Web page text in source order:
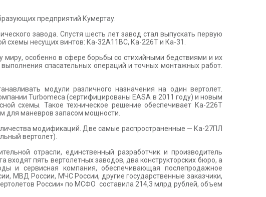
предприятий Кумертау.
завода. Спустя шесть лет завод стал выпускать первую
схемы несущих винтов: Ка-32А11ВС, Ка-226Т и Ка-31.
особенно в сфере борьбы со стихийными бедствиями и их
спасательных операций и точных монтажных работ.
модули различного назначения на один вертолет.
Turbomeca (сертифицированы EASA в 2011 году) и новым
схемы. Такое техническое решение обеспечивает Ка-226Т
для маневров запасом мощности.
модификаций. Две самые распространенные — Ка-27ПЛ
вертолет).
отрасли, единственный разработчик и производитель
входят пять вертолетных заводов, два конструкторских бюро, а
и сервисная компания, обеспечивающая послепродажное
МВД России, МЧС России, другие государственные заказчики,
России» по МСФО составила 214,3 млрд рублей, объем